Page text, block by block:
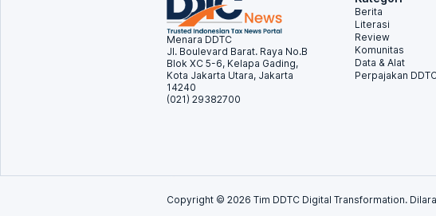
Menara DDTC
Jl. Boulevard Barat. Raya No.B
Blok XC 5-6, Kelapa Gading,
Kota Jakarta Utara, Jakarta
14240
(021) 29382700
Berita
Literasi
Review
Komunitas
Data & Alat
Perpajakan
Copyright © 2026 Tim DDTC Digital Transformation.